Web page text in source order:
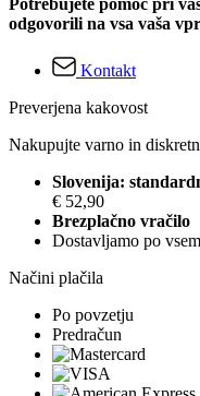
Potrebujete pomoč pri
odgovorili na vsa vaša
Kontakt
Preverjena kakovost
Nakupujte varno in
Slovenija:
€ 52,90
Brezplačno vračilo
Dostavljamo po
Načini plačila
Po povzetju
Predračun